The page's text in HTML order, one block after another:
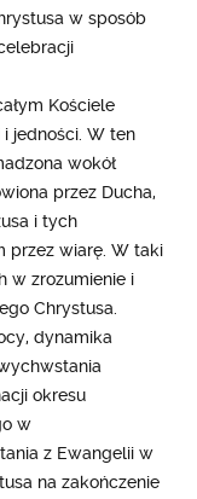
w sposób
Kościele
i jedności. W ten
wokół
przez Ducha,
i tych
przez wiarę. W taki
w zrozumienie i
Chrystusa.
dynamika
okresu
w
z Ewangelii w
na zakończenie